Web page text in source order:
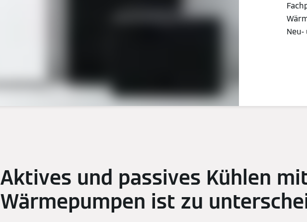
Aktives und passives Kühlen
Wärmepumpen ist zu